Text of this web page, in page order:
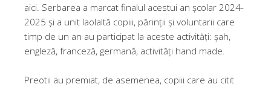
aici. Serbarea a marcat finalul acestui an școlar 2024-
2025 și a unit laolaltă copiii, părinții și voluntarii care
timp de un an au participat la aceste activități: șah,
engleză, franceză, germană, activități hand made.
Preotii au premiat, de asemenea, copiii care au citit